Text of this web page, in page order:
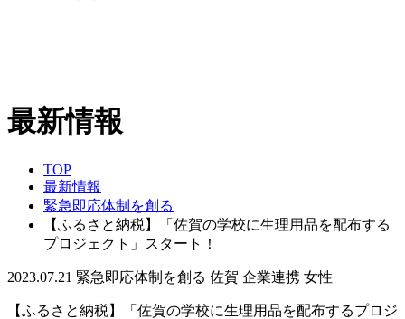
最新情報
TOP
最新情報
緊急即応体制を創る
【ふるさと納税】「佐賀の学校に生理用品を配布する
プロジェクト」スタート！
2023.07.21 緊急即応体制を創る 佐賀 企業連携 女性
【ふるさと納税】「佐賀の学校に生理用品を配布するプロジ